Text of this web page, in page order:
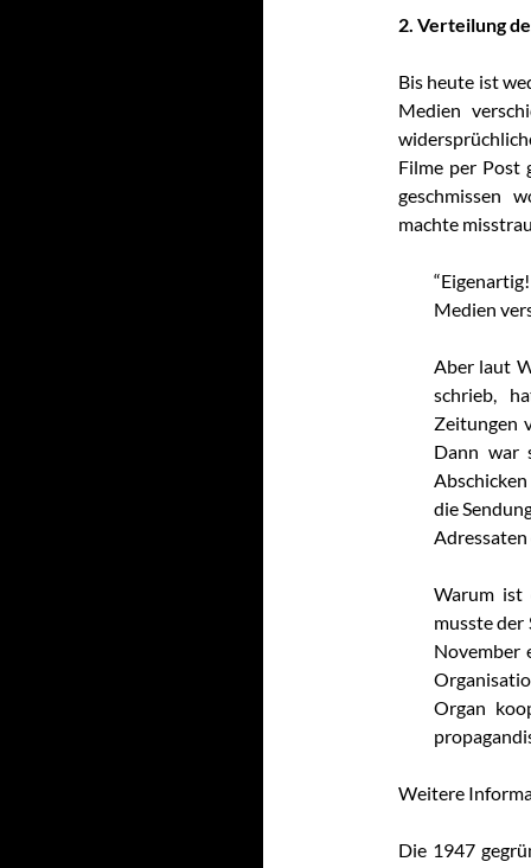
2. Verteilung
Bis heute ist
Medien
Filme per Post
geschmissen
machte
Medien
Aber laut
schrieb,
Zeitungen
Dann war
die
Warum ist
musste der
November
Organ
Weitere
Die 1947